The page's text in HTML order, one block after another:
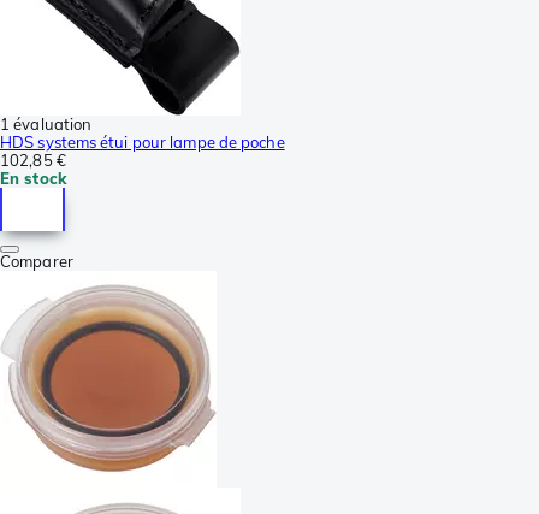
1 évaluation
HDS systems étui pour lampe de poche
102,85 €
En stock
Comparer